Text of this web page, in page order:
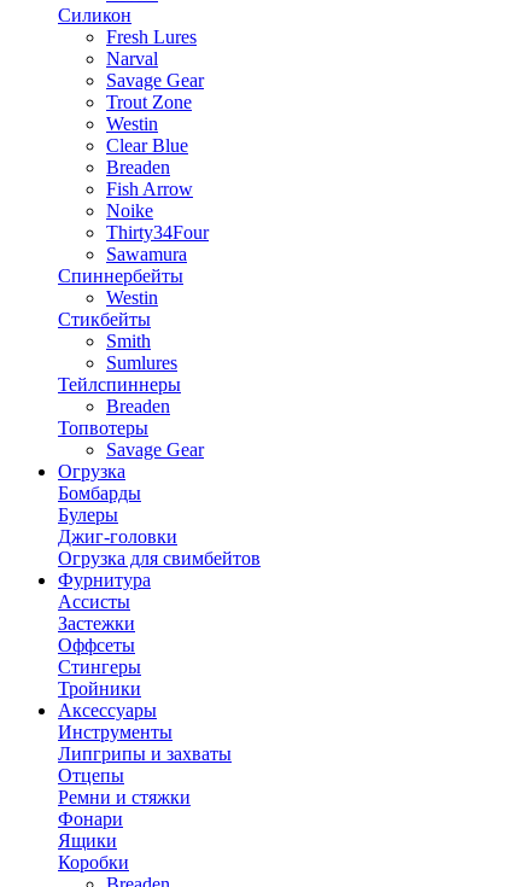
Силикон
Fresh Lures
Narval
Savage Gear
Trout Zone
Westin
Clear Blue
Breaden
Fish Arrow
Noike
Thirty34Four
Sawamura
Спиннербейты
Westin
Стикбейты
Smith
Sumlures
Тейлспиннеры
Breaden
Топвотеры
Savage Gear
Огрузка
Бомбарды
Булеры
Джиг-головки
Огрузка для свимбейтов
Фурнитура
Ассисты
Застежки
Оффсеты
Стингеры
Тройники
Аксессуары
Инструменты
Липгрипы и захваты
Отцепы
Ремни и стяжки
Фонари
Ящики
Коробки